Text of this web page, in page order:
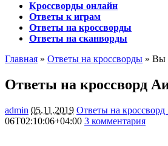
Кроссворды онлайн
Ответы к играм
Ответы на кроссворды
Ответы на сканворды
Главная » Ответы на кроссворды » Вы
Ответы на кроссворд
admin 05.11.2019 Ответы на
06T02:10:06+04:00 3 комментария